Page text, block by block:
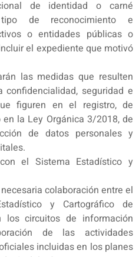
de identidad o carné
de reconocimiento e
o entidades públicas o
el expediente que motivó
las medidas que resulten
confidencialidad, seguridad e
figuren en el registro, de
la Ley Orgánica 3/2018, de
de datos personales y
el Sistema Estadístico y
colaboración entre el
y Cartográfico de
los circuitos de información
de las actividades
incluidas en los planes